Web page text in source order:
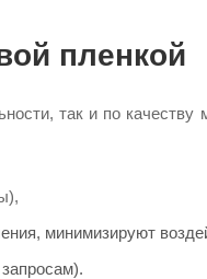
пленкой
так и по
минимизируют